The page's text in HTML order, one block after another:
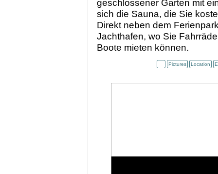
geschlossener Garten mit
sich die Sauna, die Sie
Direkt neben dem
Jachthafen, wo Sie
Boote mieten können.
Pictures Location